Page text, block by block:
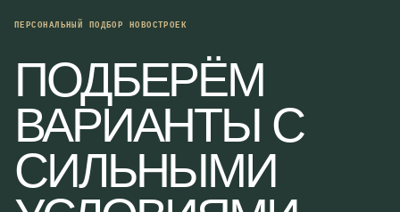
I
O
N
ПЕРСОНАЛЬНЫЙ ПОДБОР НОВОСТРОЕК
ПОДБЕРЁМ
ВАРИАНТЫ С
СИЛЬНЫМИ